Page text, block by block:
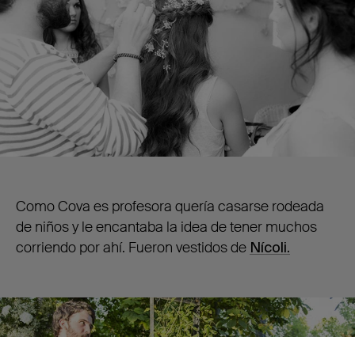
Como Cova es profesora quería casarse rodeada
de niños y le encantaba la idea de tener muchos
corriendo por ahí. Fueron vestidos de Nícoli.